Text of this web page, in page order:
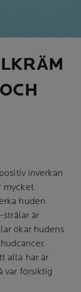
inverkan
mycket
huden
är
ökar hudens
alla har är
var försiktig